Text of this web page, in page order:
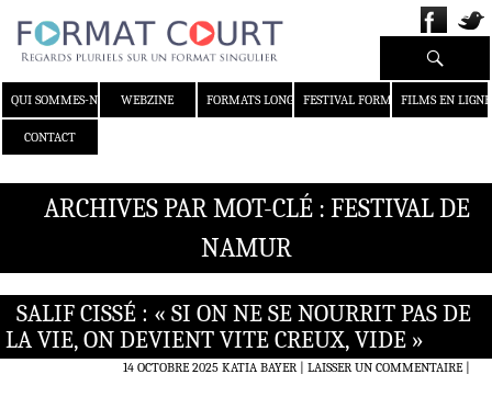
QUI SOMMES-NOUS ?WEBZINE FORMATS LONGS FESTIVAL FORMAT COURT
FILMS EN LIGNE
CONTACT
Recherche
ARCHIVES PAR MOT-CLÉ : FESTIVAL DE
NAMUR
SALIF CISSÉ : « SI ON NE SE NOURRIT PAS DE
LA VIE, ON DEVIENT VITE CREUX, VIDE »
14 OCTOBRE 2025 KATIA BAYER LAISSER UN COMMENTAIRE|